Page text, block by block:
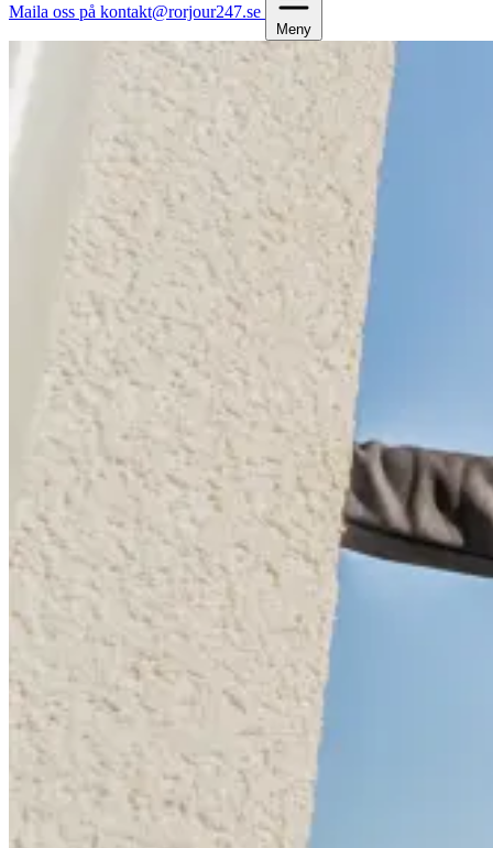
Maila oss på kontakt@rorjour247.se
Meny